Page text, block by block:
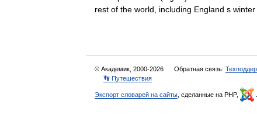
rest of the world, including England s
© Академик, 2000-2026 Обратная связь:
👣 Путешествия
Экспорт словарей на сайты , сделанные на PHP,